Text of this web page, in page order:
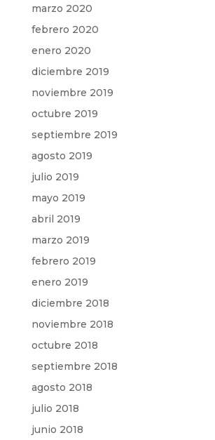
marzo 2020
febrero 2020
enero 2020
diciembre 2019
noviembre 2019
octubre 2019
septiembre 2019
agosto 2019
julio 2019
mayo 2019
abril 2019
marzo 2019
febrero 2019
enero 2019
diciembre 2018
noviembre 2018
octubre 2018
septiembre 2018
agosto 2018
julio 2018
junio 2018